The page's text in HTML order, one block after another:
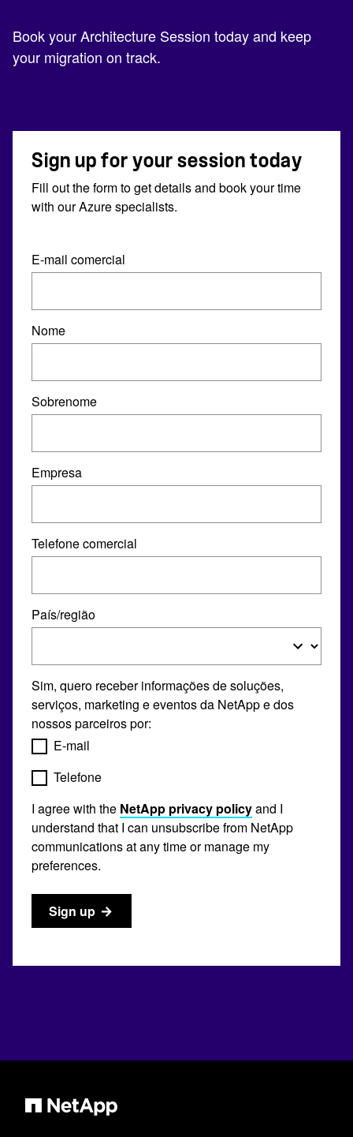
Book your Architecture Session today and keep
your migration on track.
Sign up for your session today
Fill out the form to get details and book your time
with our Azure specialists.
E-mail comercial
Nome
Sobrenome
Empresa
Telefone comercial
País/região
Sim, quero receber informações de soluções,
serviços, marketing e eventos da NetApp e dos
nossos parceiros por:
E-mail
Telefone
I agree with the NetApp privacy policyand I
understand that I can unsubscribe from NetApp
communications at any time or manage my
preferences.
Sign up